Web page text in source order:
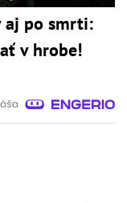
aj po smrti:
v hrobe!